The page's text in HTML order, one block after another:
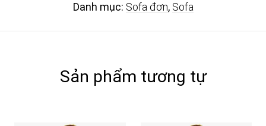
Danh mục: Sofa đơn, Sofa
Sản phẩm tương tự